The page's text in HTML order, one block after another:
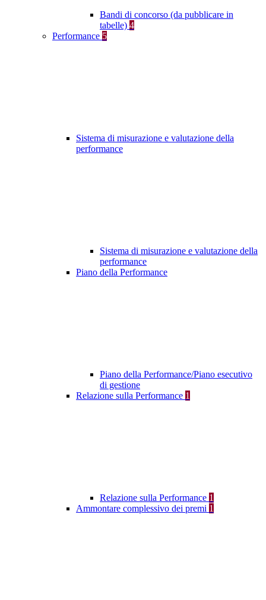
Bandi di concorso (da pubblicare in
tabelle) 4
Performance 5
Sistema di misurazione e valutazione della
performance
Sistema di misurazione e valutazione della
performance
Piano della Performance
Piano della Performance/Piano esecutivo
di gestione
Relazione sulla Performance 1
Relazione sulla Performance 1
Ammontare complessivo dei premi 1